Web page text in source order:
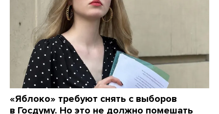
«Яблоко» требуют снять с выборов
в Госдуму. Но это не должно помешать